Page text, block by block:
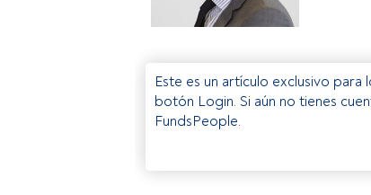
Este es un artículo exclusivo
botón Login. Si aún no tienes
FundsPeople.